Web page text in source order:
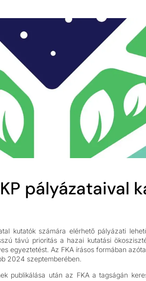
pályázataival
kutatók számára elérhető pályázati
távú prioritás a hazai kutatási
egyeztetést. Az FKA írásos formában
2024 szeptemberében.
publikálása után az FKA a tagságán